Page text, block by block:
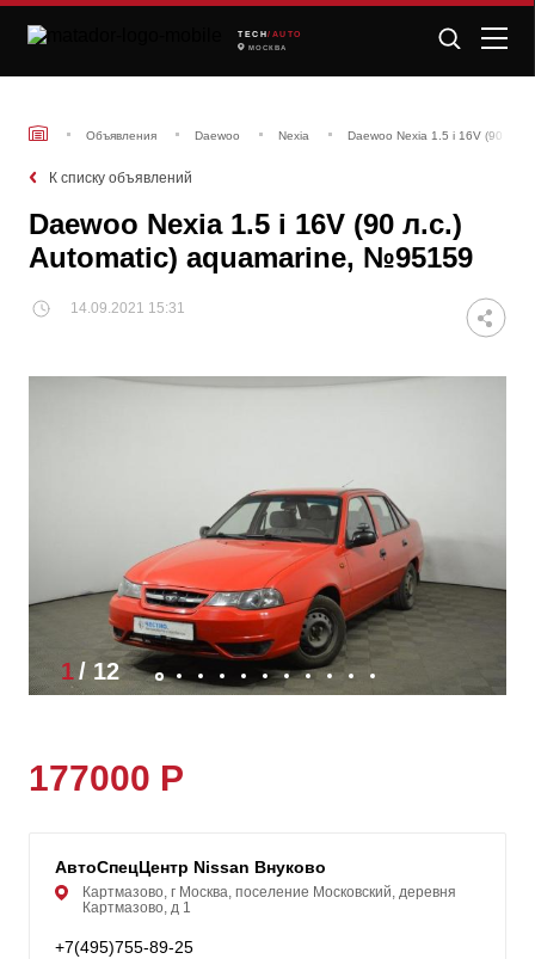
TECH /AUTO
МОСКВА
Объявления Daewoo Nexia Daewoo Nexia 1.5 i 16V (90
К списку объявлений
Daewoo Nexia 1.5 i 16V (90 л.с.)
Automatic) aquamarine, №95159
14.09.2021 15:31
1/ 12
177000 Р
АвтоСпецЦентр Nissan Внуково
Картмазово, г Москва, поселение Московский, деревня
Картмазово, д 1
+7(495)755-89-25